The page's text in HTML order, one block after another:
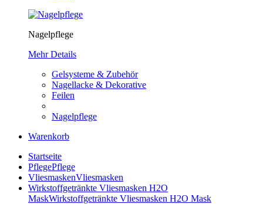
Nagelpflege
Mehr Details
Gelsysteme & Zubehör
Nagellacke & Dekorative
Feilen
Nagelpflege
Warenkorb
Startseite
PflegePflege
VliesmaskenVliesmasken
Wirkstoffgetränkte Vliesmasken H2O
MaskWirkstoffgetränkte Vliesmasken H2O Mask